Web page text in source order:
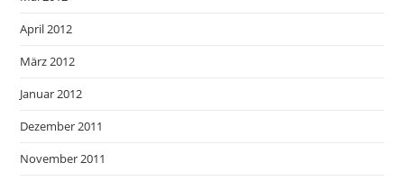
April 2012
März 2012
Januar 2012
Dezember 2011
November 2011